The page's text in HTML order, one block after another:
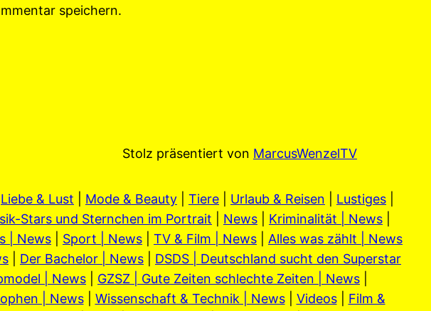
speichern.
Stolz präsentiert von MarcusWenzelTV
Liebe & Lust Mode & Beauty Tiere Urlaub & Reisen Lustiges
Stars und Sternchen im Portrait News Kriminalität | News
| News Sport | News TV & Film | News
Alles was zählt | News
Der Bachelor | News
DSDS | Deutschland sucht den Superstar
| News GZSZ | Gute Zeiten schlechte Zeiten | News
| News| Wissenschaft & Technik | News| Videos| Film &